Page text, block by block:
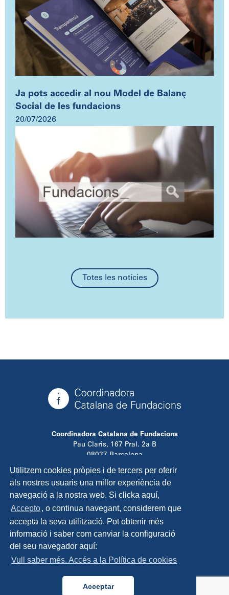
Utilitzem cookies pròpies i de tercers per oferir
als nostres usuaris una millor experiència de
navegació a la nostra web. Si clicka aquí,
Accepto, o continua navegant, considerem que
accepta la seva utilització. Pot obtenir més
informació i saber com canviar la configuració
del seu navegador aquí:
Vull saber més. Accés a la Política de cookies
Acceptar
Ja pots accedir al nou Model de Balanç
Social de les fundacions
20/07/2026
Totes les notícies
Coordinadora Catalana de Fundacions
Pau Claris, 167 Pral. 2a B
08037 Barcelona
T. 934 881 480
info@ccfundacions.cat
Contacta
Política de privadesa
Política de cookies